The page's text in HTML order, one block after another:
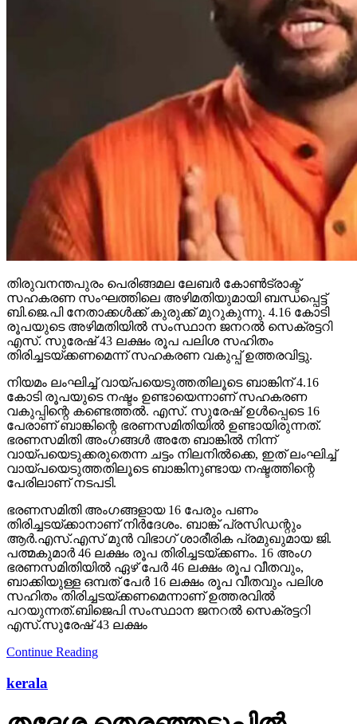
തിരുവനന്തപുരം പെരിങ്ങമല ലേബര്‍ കോണ്‍ട്രാക്ട്
സഹകരണ സംഘത്തിലെ അഴിമതിയുമായി ബന്ധപ്പെട്ട്
ബി.ജെ.പി നേതാക്കള്‍ക്ക് കുരുക്ക് മുറുകുന്നു. 4.16 കോടി
രൂപയുടെ അഴിമതിയില്‍ സംസ്ഥാന ജനറല്‍ സെക്രട്ടറി
എസ്. സുരേഷ് 43 ലക്ഷം രൂപ പലിശ സഹിതം
തിരിച്ചടയ്ക്കണമെന്ന് സഹകരണ വകുപ്പ് ഉത്തരവിട്ടു.
നിയമം ലംഘിച്ച് വായ്പയെടുത്തതിലൂടെ ബാങ്കിന് 4.16
കോടി രൂപയുടെ നഷ്ടം ഉണ്ടായെന്നാണ് സഹകരണ
വകുപ്പിന്റെ കണ്ടെത്തല്‍. എസ്. സുരേഷ് ഉള്‍പ്പെടെ 16
പേരാണ് ബാങ്കിന്റെ ഭരണസമിതിയില്‍ ഉണ്ടായിരുന്നത്.
ഭരണസമിതി അംഗങ്ങള്‍ അതേ ബാങ്കില്‍ നിന്ന്
വായ്പയെടുക്കരുതെന്ന ചട്ടം നിലനില്‍ക്കെ, ഇത് ലംഘിച്ച്
വായ്പയെടുത്തതിലൂടെ ബാങ്കിനുണ്ടായ നഷ്ടത്തിന്റെ
പേരിലാണ് നടപടി.
ഭരണസമിതി അംഗങ്ങളായ 16 പേരും പണം
തിരിച്ചടയ്ക്കാനാണ് നിര്‍ദേശം. ബാങ്ക് പ്രസിഡന്റും
ആര്‍.എസ്.എസ് മുന്‍ വിഭാഗ് ശാരീരിക പ്രമുഖുമായ ജി.
പത്മകുമാര്‍ 46 ലക്ഷം രൂപ തിരിച്ചടയ്ക്കണം. 16 അംഗ
ഭരണസമിതിയില്‍ ഏഴ് പേര്‍ 46 ലക്ഷം രൂപ വീതവും,
ബാക്കിയുള്ള ഒമ്പത് പേര്‍ 16 ലക്ഷം രൂപ വീതവും പലിശ
സഹിതം തിരിച്ചടയ്ക്കണമെന്നാണ് ഉത്തരവില്‍
പറയുന്നത്.ബിജെപി സംസ്ഥാന ജനറല്‍ സെക്രട്ടറി
എസ്.സുരേഷ് 43 ലക്ഷം
Continue Reading
kerala